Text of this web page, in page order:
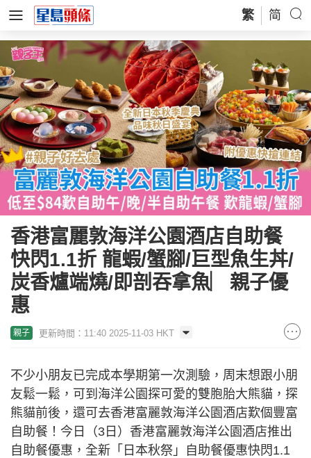
繁 简
香港富麗敦海洋公園酒店自助餐
快閃1.1折 龍蝦/蟹腳/巨型魚生丼/
炭香爐端燒/即剖吞拿魚︳親子優
惠
親子 更新時間：11:40 2025-11-03 HKT
不少小朋友已完成本學期第一次測驗，周末想跟小朋
友鬆一鬆，可到海洋公園探可愛的雙胞胎大熊貓，探
熊貓前後，還可去香港富麗敦海洋公園酒店歎個豐富
自助餐！今日（3日）香港富麗敦海洋公園酒店推出
自助餐優惠，全新「日本秋祭」自助餐優惠快閃1.1